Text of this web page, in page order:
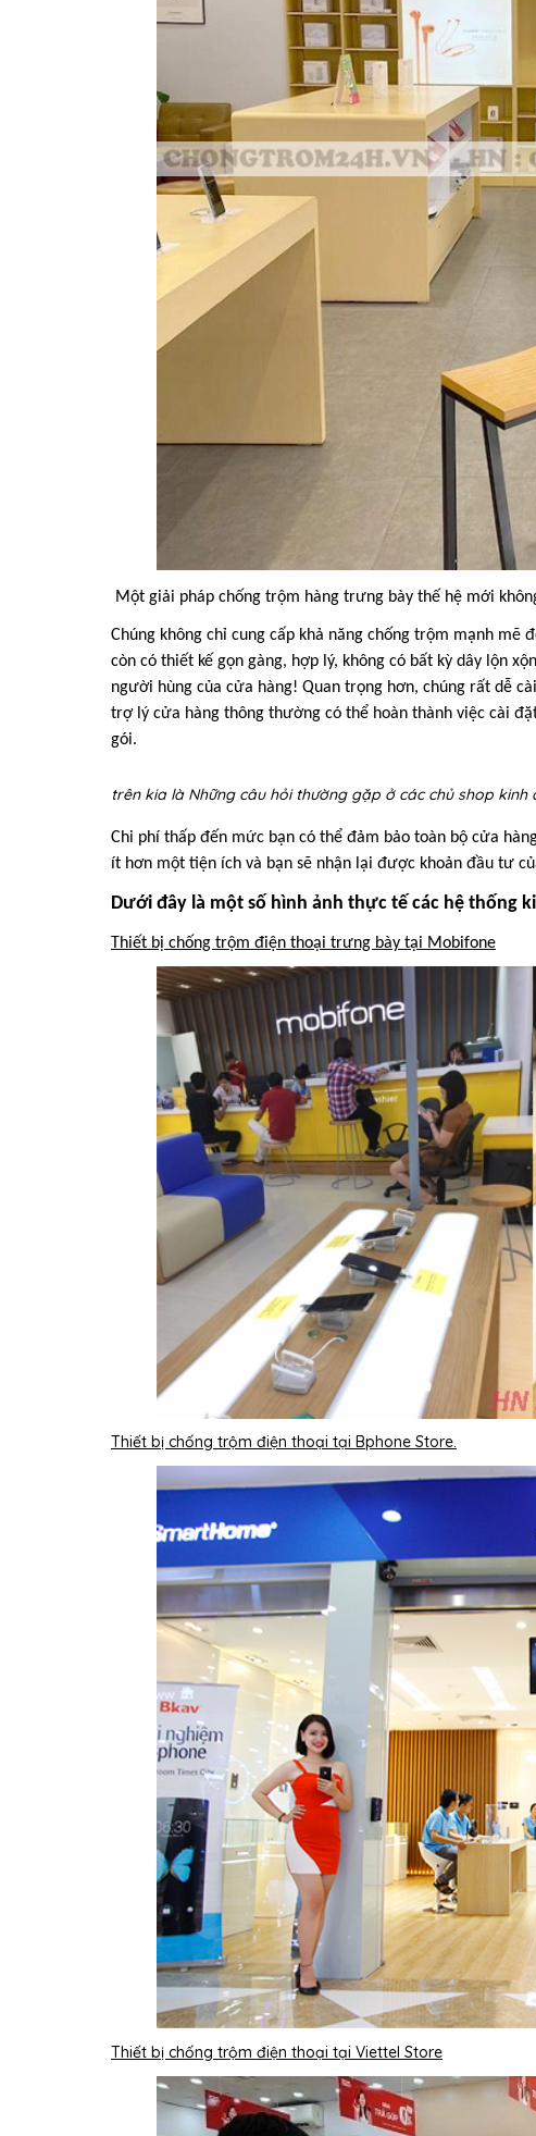
Một giải pháp chống trộm hàng trưng bày thế hệ mới
Chúng không chỉ cung cấp khả năng chống trộm mạnh
còn có thiết kế gọn gàng, hợp lý, không có bất kỳ dây lộn
người hùng của cửa hàng! Quan trọng hơn, chúng rất dễ
trợ lý cửa hàng thông thường có thể hoàn thành việc cài
gói.
trên kia là Những câu hỏi thường gặp ở các chủ shop
Chi phí thấp đến mức bạn có thể đảm bảo toàn bộ cửa
ít hơn một tiện ích và bạn sẽ nhận lại được khoản đầu tư
Dưới đây là một số hình ảnh thực tế các hệ thống
Thiết bị chống trộm điện thoại trưng bày tại Mobifone
Thiết bị chống trộm điện thoại tại Bphone Store.
Thiết bị chống trộm điện thoại tại Viettel Store